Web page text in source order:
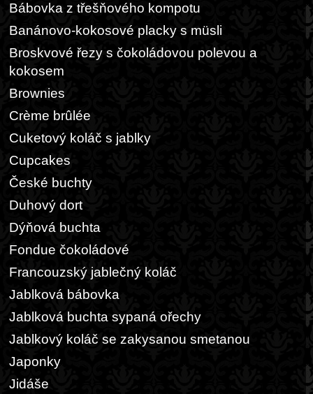
Bábovka z třešňového kompotu
Banánovo-kokosové placky s müsli
Broskvové řezy s čokoládovou polevou a
kokosem
Brownies
Crème brûlée
Cuketový koláč s jablky
Cupcakes
České buchty
Duhový dort
Dýňová buchta
Fondue čokoládové
Francouzský jablečný koláč
Jablková bábovka
Jablková buchta sypaná ořechy
Jablkový koláč se zakysanou smetanou
Japonky
Jidáše